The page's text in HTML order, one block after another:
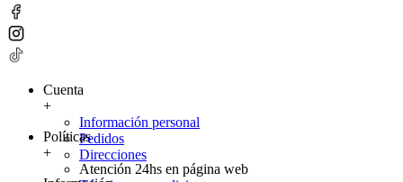
Cuenta
+
Información personal
Pedidos
Direcciones
Políticas
+
Atención 24hs en página web